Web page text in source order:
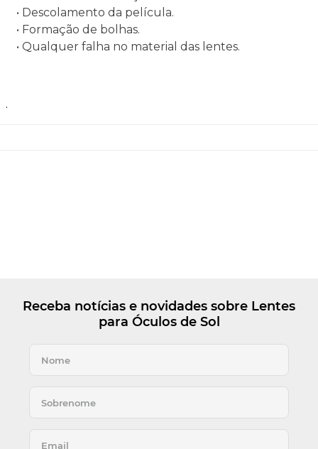
• Descolamento da película.
• Formação de bolhas.
• Qualquer falha no material das lentes.
.
Receba notícias e novidades sobre Lentes
para Óculos de Sol